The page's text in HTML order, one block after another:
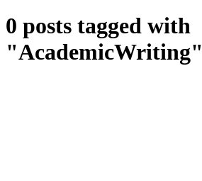
0 posts tagged with
"AcademicWriting"